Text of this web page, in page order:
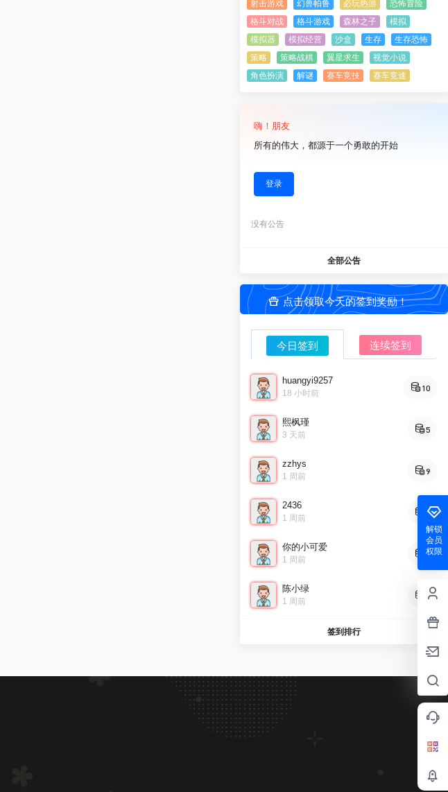
射击游戏
幻兽帕鲁 必玩热游
恐怖冒险
格斗对战
格斗游戏 森林之子
模拟
模拟器
模拟经营 沙盒 生存
生存恐怖
策略
策略战棋 翼星求生
视觉小说
角色扮演
解谜 赛车竞技 赛车竞速
嗨！朋友
所有的伟大，都源于一个勇敢的开始
登录
没有公告
全部公告
点击领取今天的签到奖励！
今日签到 连续签到
huangyi9257
18 小时前
10
熙枫瑾
3 天前
5
zzhys
1 周前
9
2436
1 周前
9
你的小可爱
1 周前
8
陈小绿
1 周前
7
签到排行
解锁
会员
权限